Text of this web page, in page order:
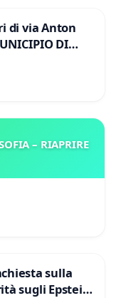
di via Anton
DI
– RIAPRIRE
sulla
sugli Epstein